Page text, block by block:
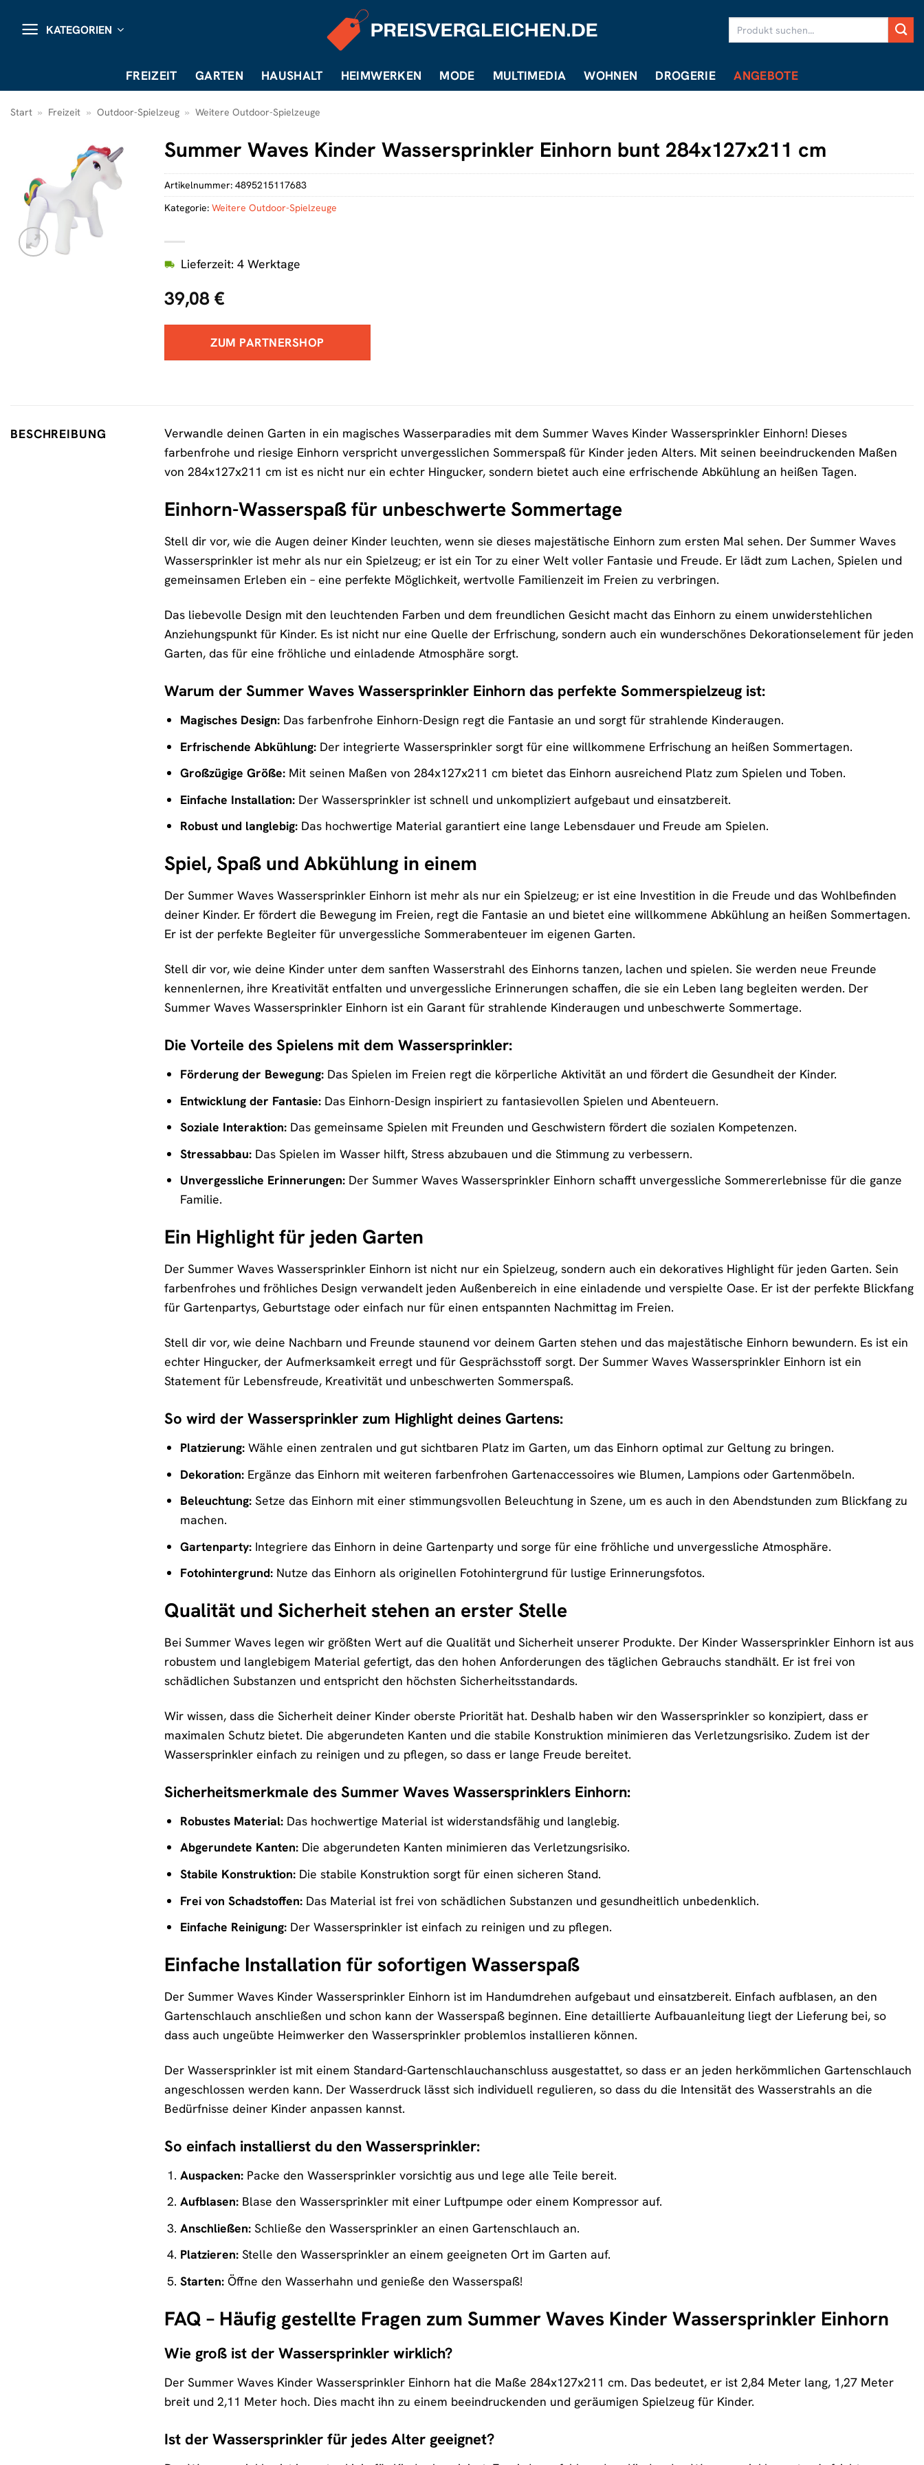
Inhalt
KATEGORIEN
FREIZEIT GARTEN HAUSHALT HEIMWERKEN MODE MULTIMEDIA WOHNEN DROGERIE ANGEBOTE
Start » Freizeit » Outdoor-Spielzeug » Weitere Outdoor-Spielzeuge
Summer Waves Kinder Wassersprinkler Einhorn bunt 284x127x211 cm
39,08 €
Lieferzeit: 4 Werktage
ZUM PARTNERSHOP
Artikelnummer: 4895215117683
Kategorie: Weitere Outdoor-Spielzeuge
BESCHREIBUNG
Verwandle deinen Garten in ein magisches Wasserparadies mit dem Summer Waves Kinder Wassersprinkler Einhorn! Dieses
farbenfrohe und riesige Einhorn verspricht unvergesslichen Sommerspaß für Kinder jeden Alters. Mit seinen beeindruckenden Maßen
von 284x127x211 cm ist es nicht nur ein echter Hingucker, sondern bietet auch eine erfrischende Abkühlung an heißen Tagen.
Einhorn-Wasserspaß für unbeschwerte Sommertage
Stell dir vor, wie die Augen deiner Kinder leuchten, wenn sie dieses majestätische Einhorn zum ersten Mal sehen. Der Summer Waves
Wassersprinkler ist mehr als nur ein Spielzeug; er ist ein Tor zu einer Welt voller Fantasie und Freude. Er lädt zum Lachen, Spielen und
gemeinsamen Erleben ein – eine perfekte Möglichkeit, wertvolle Familienzeit im Freien zu verbringen.
Das liebevolle Design mit den leuchtenden Farben und dem freundlichen Gesicht macht das Einhorn zu einem unwiderstehlichen
Anziehungspunkt für Kinder. Es ist nicht nur eine Quelle der Erfrischung, sondern auch ein wunderschönes Dekorationselement für jeden
Garten, das für eine fröhliche und einladende Atmosphäre sorgt.
Warum der Summer Waves Wassersprinkler Einhorn das perfekte Sommerspielzeug ist:
Magisches Design:Das farbenfrohe Einhorn-Design regt die Fantasie an und sorgt für strahlende Kinderaugen.
Erfrischende Abkühlung:Der integrierte Wassersprinkler sorgt für eine willkommene Erfrischung an heißen Sommertagen.
Großzügige Größe:Mit seinen Maßen von 284x127x211 cm bietet das Einhorn ausreichend Platz zum Spielen und Toben.
Einfache Installation:Der Wassersprinkler ist schnell und unkompliziert aufgebaut und einsatzbereit.
Robust und langlebig:Das hochwertige Material garantiert eine lange Lebensdauer und Freude am Spielen.
Spiel, Spaß und Abkühlung in einem
Der Summer Waves Wassersprinkler Einhorn ist mehr als nur ein Spielzeug; er ist eine Investition in die Freude und das Wohlbefinden
deiner Kinder. Er fördert die Bewegung im Freien, regt die Fantasie an und bietet eine willkommene Abkühlung an heißen Sommertagen.
Er ist der perfekte Begleiter für unvergessliche Sommerabenteuer im eigenen Garten.
Stell dir vor, wie deine Kinder unter dem sanften Wasserstrahl des Einhorns tanzen, lachen und spielen. Sie werden neue Freunde
kennenlernen, ihre Kreativität entfalten und unvergessliche Erinnerungen schaffen, die sie ein Leben lang begleiten werden. Der
Summer Waves Wassersprinkler Einhorn ist ein Garant für strahlende Kinderaugen und unbeschwerte Sommertage.
Die Vorteile des Spielens mit dem Wassersprinkler:
Förderung der Bewegung:Das Spielen im Freien regt die körperliche Aktivität an und fördert die Gesundheit der Kinder.
Entwicklung der Fantasie:Das Einhorn-Design inspiriert zu fantasievollen Spielen und Abenteuern.
Soziale Interaktion:Das gemeinsame Spielen mit Freunden und Geschwistern fördert die sozialen Kompetenzen.
Stressabbau:Das Spielen im Wasser hilft, Stress abzubauen und die Stimmung zu verbessern.
Unvergessliche Erinnerungen:Der Summer Waves Wassersprinkler Einhorn schafft unvergessliche Sommererlebnisse für die ganze
Familie.
Ein Highlight für jeden Garten
Der Summer Waves Wassersprinkler Einhorn ist nicht nur ein Spielzeug, sondern auch ein dekoratives Highlight für jeden Garten. Sein
farbenfrohes und fröhliches Design verwandelt jeden Außenbereich in eine einladende und verspielte Oase. Er ist der perfekte Blickfang
für Gartenpartys, Geburtstage oder einfach nur für einen entspannten Nachmittag im Freien.
Stell dir vor, wie deine Nachbarn und Freunde staunend vor deinem Garten stehen und das majestätische Einhorn bewundern. Es ist ein
echter Hingucker, der Aufmerksamkeit erregt und für Gesprächsstoff sorgt. Der Summer Waves Wassersprinkler Einhorn ist ein
Statement für Lebensfreude, Kreativität und unbeschwerten Sommerspaß.
So wird der Wassersprinkler zum Highlight deines Gartens:
Platzierung:Wähle einen zentralen und gut sichtbaren Platz im Garten, um das Einhorn optimal zur Geltung zu bringen.
Dekoration:Ergänze das Einhorn mit weiteren farbenfrohen Gartenaccessoires wie Blumen, Lampions oder Gartenmöbeln.
Beleuchtung:Setze das Einhorn mit einer stimmungsvollen Beleuchtung in Szene, um es auch in den Abendstunden zum Blickfang zu
machen.
Gartenparty:Integriere das Einhorn in deine Gartenparty und sorge für eine fröhliche und unvergessliche Atmosphäre.
Fotohintergrund:Nutze das Einhorn als originellen Fotohintergrund für lustige Erinnerungsfotos.
Qualität und Sicherheit stehen an erster Stelle
Bei Summer Waves legen wir größten Wert auf die Qualität und Sicherheit unserer Produkte. Der Kinder Wassersprinkler Einhorn ist aus
robustem und langlebigem Material gefertigt, das den hohen Anforderungen des täglichen Gebrauchs standhält. Er ist frei von
schädlichen Substanzen und entspricht den höchsten Sicherheitsstandards.
Wir wissen, dass die Sicherheit deiner Kinder oberste Priorität hat. Deshalb haben wir den Wassersprinkler so konzipiert, dass er
maximalen Schutz bietet. Die abgerundeten Kanten und die stabile Konstruktion minimieren das Verletzungsrisiko. Zudem ist der
Wassersprinkler einfach zu reinigen und zu pflegen, so dass er lange Freude bereitet.
Sicherheitsmerkmale des Summer Waves Wassersprinklers Einhorn:
Robustes Material:Das hochwertige Material ist widerstandsfähig und langlebig.
Abgerundete Kanten:Die abgerundeten Kanten minimieren das Verletzungsrisiko.
Stabile Konstruktion:Die stabile Konstruktion sorgt für einen sicheren Stand.
Frei von Schadstoffen:Das Material ist frei von schädlichen Substanzen und gesundheitlich unbedenklich.
Einfache Reinigung:Der Wassersprinkler ist einfach zu reinigen und zu pflegen.
Einfache Installation für sofortigen Wasserspaß
Der Summer Waves Kinder Wassersprinkler Einhorn ist im Handumdrehen aufgebaut und einsatzbereit. Einfach aufblasen, an den
Gartenschlauch anschließen und schon kann der Wasserspaß beginnen. Eine detaillierte Aufbauanleitung liegt der Lieferung bei, so
dass auch ungeübte Heimwerker den Wassersprinkler problemlos installieren können.
Der Wassersprinkler ist mit einem Standard-Gartenschlauchanschluss ausgestattet, so dass er an jeden herkömmlichen Gartenschlauch
angeschlossen werden kann. Der Wasserdruck lässt sich individuell regulieren, so dass du die Intensität des Wasserstrahls an die
Bedürfnisse deiner Kinder anpassen kannst.
So einfach installierst du den Wassersprinkler:
Auspacken:Packe den Wassersprinkler vorsichtig aus und lege alle Teile bereit.
Aufblasen:Blase den Wassersprinkler mit einer Luftpumpe oder einem Kompressor auf.
Anschließen:Schließe den Wassersprinkler an einen Gartenschlauch an.
Platzieren:Stelle den Wassersprinkler an einem geeigneten Ort im Garten auf.
Starten:Öffne den Wasserhahn und genieße den Wasserspaß!
FAQ – Häufig gestellte Fragen zum Summer Waves Kinder Wassersprinkler Einhorn
Wie groß ist der Wassersprinkler wirklich?
Der Summer Waves Kinder Wassersprinkler Einhorn hat die Maße 284x127x211 cm. Das bedeutet, er ist 2,84 Meter lang, 1,27 Meter
breit und 2,11 Meter hoch. Dies macht ihn zu einem beeindruckenden und geräumigen Spielzeug für Kinder.
Ist der Wassersprinkler für jedes Alter geeignet?